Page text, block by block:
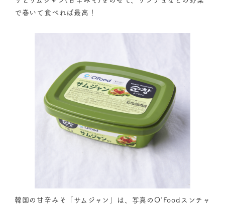
で巻いて食べれば最高！
韓国の甘辛みそ「サムジャン」は、写真のO’Foodスンチャ